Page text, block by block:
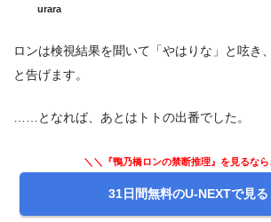
urara
ロンは検視結果を聞いて「やはりな」と呟き
と告げます。
……となれば、あとはトトの出番でした。
＼＼『鴨乃橋ロンの禁断推理』を見るな
31日間無料のU-NEXTで見る